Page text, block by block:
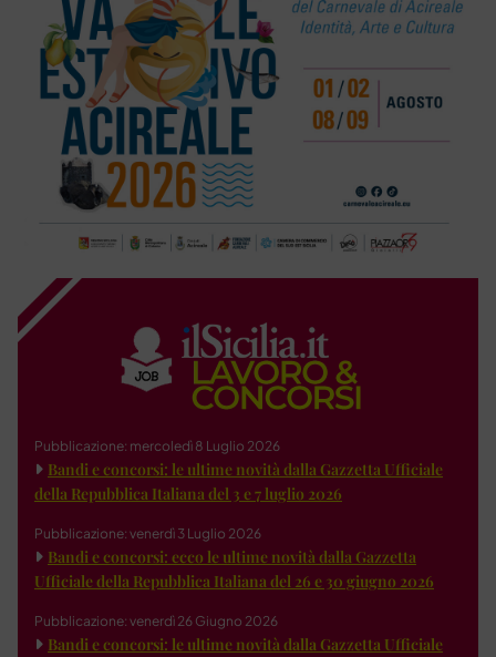
Pubblicazione: mercoledì 8 Luglio 2026
Bandi e concorsi: le ultime novità dalla Gazzetta Ufficiale
della Repubblica Italiana del 3 e 7 luglio 2026
Pubblicazione: venerdì 3 Luglio 2026
Bandi e concorsi: ecco le ultime novità dalla Gazzetta
Ufficiale della Repubblica Italiana del 26 e 30 giugno 2026
Pubblicazione: venerdì 26 Giugno 2026
Bandi e concorsi: le ultime novità dalla Gazzetta Ufficiale